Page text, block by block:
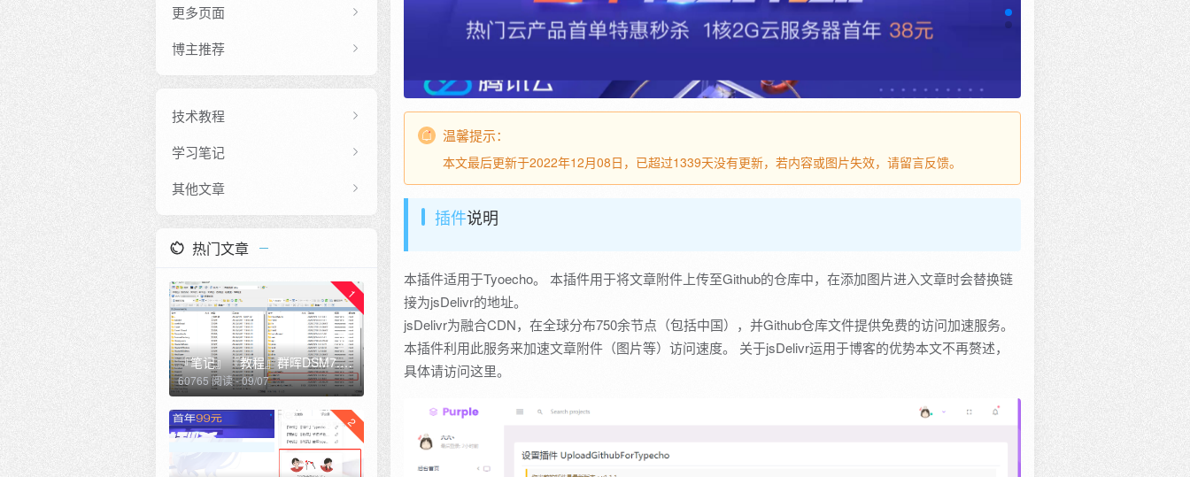
更多页面
博主推荐
技术教程
学习笔记
其他文章
热门文章
1
『笔记』『教程』群晖DSM7.0.1开启ssh及sftp及root用户登录，访问群辉根目录
60765 阅读 - 09/07
2
温馨提示：
本文最后更新于2022年12月08日，已超过1339天没有更新，若内容或图片失效，请留言反馈。
插件说明
本插件适用于Tyoecho。 本插件用于将文章附件上传至Github的仓库中，在添加图片进入文章时会替换链
接为jsDelivr的地址。
jsDelivr为融合CDN，在全球分布750余节点（包括中国），并Github仓库文件提供免费的访问加速服务。
本插件利用此服务来加速文章附件（图片等）访问速度。 关于jsDelivr运用于博客的优势本文不再赘述，
具体请访问这里。